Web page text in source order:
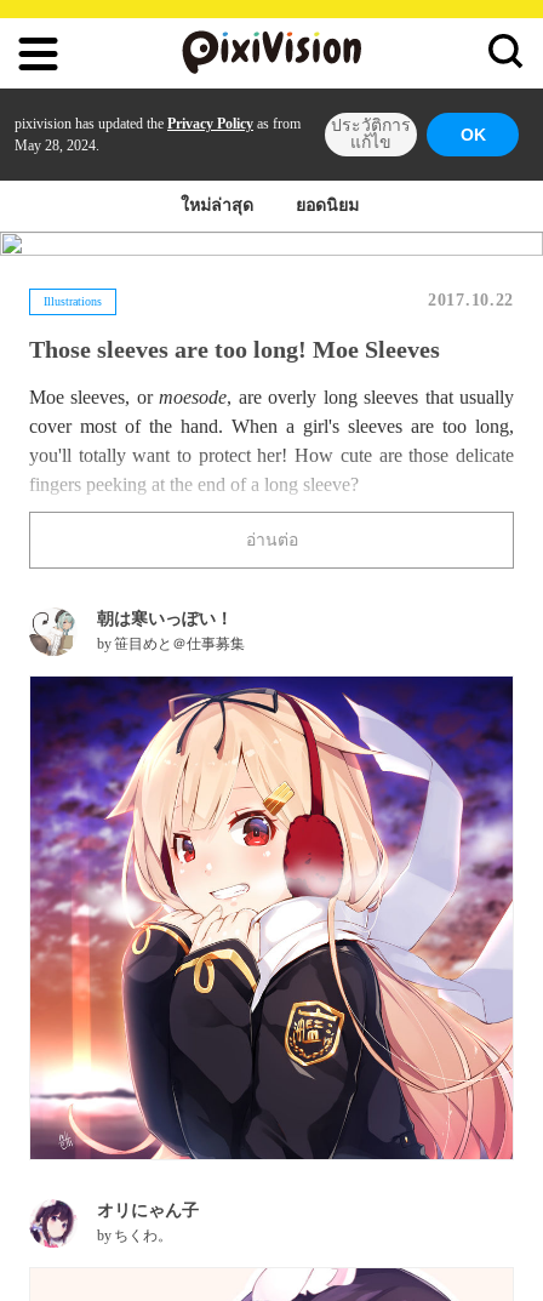
pixivision has updated the Privacy Policy as from
May 28, 2024.
ประวัติการ
แก้ไข
OK
ใหม่ล่าสุด ยอดนิยม
Illustrations 2017.10.22
Those sleeves are too long! Moe Sleeves
Moe sleeves, ormoesode, are overly long sleeves that usually
cover most of the hand. When a girl's sleeves are too long,
you'll totally want to protect her! How cute are those delicate
fingers peeking at the end of a long sleeve?
Today we collected some illustrations ofkawaiicharacters
wearing moe sleeves. We are sure that some of them are getting
over-sized clothes on purpose!
อ่านต่อ
朝は寒いっぽい！
by笹目めと＠仕事募集
オリにゃん子
by ちくわ。